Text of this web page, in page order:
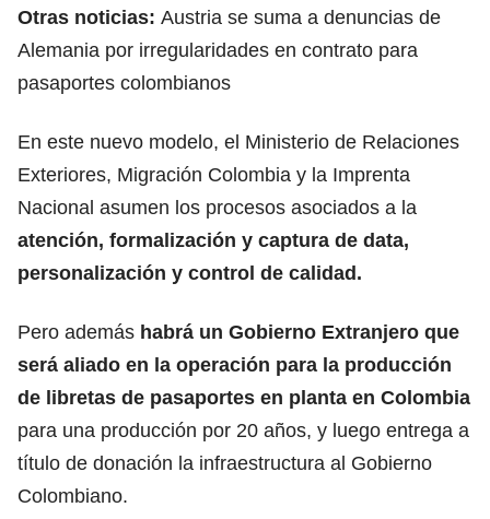
Otras noticias: Austria se suma a denuncias de
Alemania por irregularidades en contrato para
pasaportes colombianos
En este nuevo modelo, el Ministerio de Relaciones
Exteriores, Migración Colombia y la Imprenta
Nacional asumen los procesos asociados a la
atención, formalización y captura de data,
personalización y control de calidad.
Pero además habrá un Gobierno Extranjero que
será aliado en la operación para la producción
de libretas de pasaportes en planta en Colombia
para una producción por 20 años, y luego entrega a
título de donación la infraestructura al Gobierno
Colombiano.